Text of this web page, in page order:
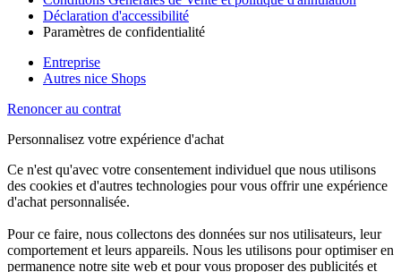
Déclaration d'accessibilité
Paramètres de confidentialité
Entreprise
Autres nice Shops
Renoncer au contrat
Personnalisez votre expérience d'achat
Ce n'est qu'avec votre consentement individuel que nous utilisons
des cookies et d'autres technologies pour vous offrir une expérience
d'achat personnalisée.
Pour ce faire, nous collectons des données sur nos utilisateurs, leur
comportement et leurs appareils. Nous les utilisons pour optimiser en
permanence notre site web et pour vous proposer des publicités et